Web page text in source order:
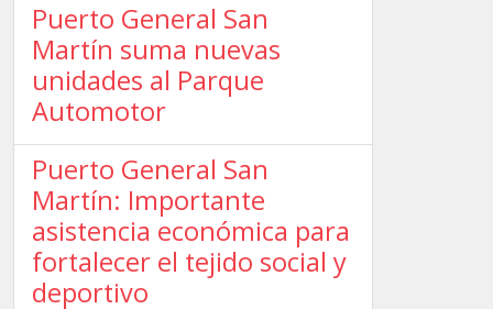
Puerto General San
Martín suma nuevas
unidades al Parque
Automotor
Puerto General San
Martín: Importante
asistencia económica para
fortalecer el tejido social y
deportivo